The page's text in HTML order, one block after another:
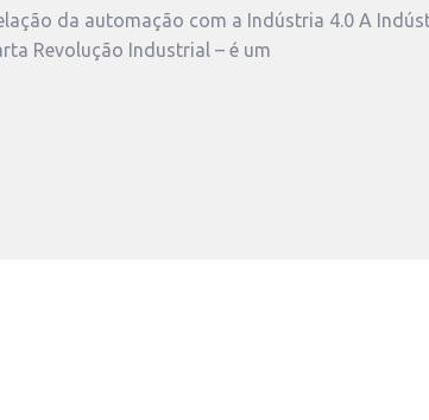
da automação com a Indústria 4.0 A
Revolução Industrial – é um